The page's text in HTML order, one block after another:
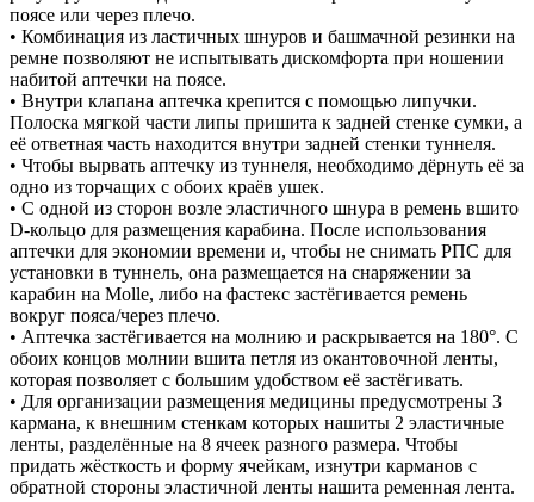
поясе или через плечо.
• Комбинация из ластичных шнуров и башмачной резинки на
ремне позволяют не испытывать дискомфорта при ношении
набитой аптечки на поясе.
• Внутри клапана аптечка крепится с помощью липучки.
Полоска мягкой части липы пришита к задней стенке сумки, а
её ответная часть находится внутри задней стенки туннеля.
• Чтобы вырвать аптечку из туннеля, необходимо дёрнуть её за
одно из торчащих с обоих краёв ушек.
• С одной из сторон возле эластичного шнура в ремень вшито
D-кольцо для размещения карабина. После использования
аптечки для экономии времени и, чтобы не снимать РПС для
установки в туннель, она размещается на снаряжении за
карабин на Molle, либо на фастекс застёгивается ремень
вокруг пояса/через плечо.
• Аптечка застёгивается на молнию и раскрывается на 180°. С
обоих концов молнии вшита петля из окантовочной ленты,
которая позволяет с большим удобством её застёгивать.
• Для организации размещения медицины предусмотрены 3
кармана, к внешним стенкам которых нашиты 2 эластичные
ленты, разделённые на 8 ячеек разного размера. Чтобы
придать жёсткость и форму ячейкам, изнутри карманов с
обратной стороны эластичной ленты нашита ременная лента.